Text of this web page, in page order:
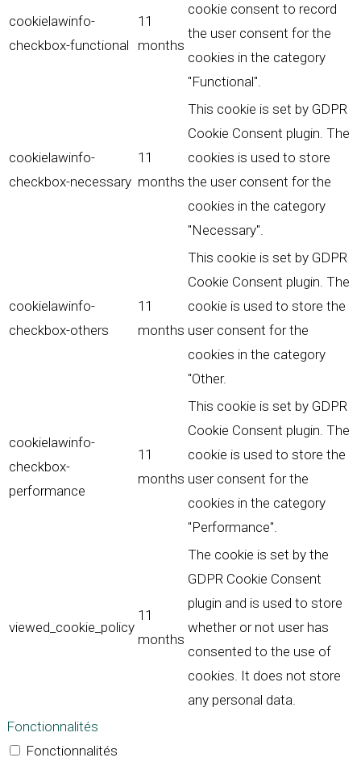
cookielawinfo-
checkbox-functional
11
months
cookie consent to record
the user consent for the
cookies in the category
"Functional".
cookielawinfo-
checkbox-necessary
11
months
This cookie is set by GDPR
Cookie Consent plugin. The
cookies is used to store
the user consent for the
cookies in the category
"Necessary".
cookielawinfo-
checkbox-others
11
months
This cookie is set by GDPR
Cookie Consent plugin. The
cookie is used to store the
user consent for the
cookies in the category
"Other.
cookielawinfo-
checkbox-
performance
11
months
This cookie is set by GDPR
Cookie Consent plugin. The
cookie is used to store the
user consent for the
cookies in the category
"Performance".
viewed_cookie_policy
11
months
The cookie is set by the
GDPR Cookie Consent
plugin and is used to store
whether or not user has
consented to the use of
cookies. It does not store
any personal data.
Fonctionnalités
Fonctionnalités